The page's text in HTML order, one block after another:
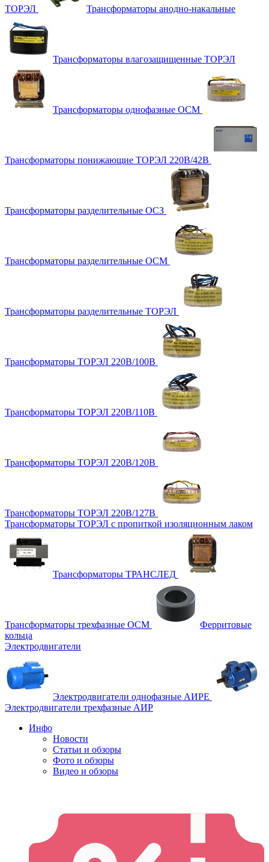
ТОРЭЛ Трансформаторы анодно-накальные
Трансформаторы влагозащищенные ТОРЭЛ
Трансформаторы однофазные ОСМ
Трансформаторы понижающие ТОРЭЛ 220В/42В
Трансформаторы разделительные ОСЗ
Трансформаторы разделительные ОСМ
Трансформаторы разделительные ТОРЭЛ
Трансформаторы ТОРЭЛ 220В/100В
Трансформаторы ТОРЭЛ 220В/110В
Трансформаторы ТОРЭЛ 220В/120В
Трансформаторы ТОРЭЛ 220В/127В
Трансформаторы ТОРЭЛ с пропиткой изоляционным лаком
Трансформаторы ТРАНСЛЕД
Трансформаторы трехфазные ОСМ
Ферритовые
кольца
Электродвигатели
Электродвигатели однофазные АИРЕ
Электродвигатели трехфазные АИР
Инфо
Новости
Статьи и обзоры
Фото и обзоры
Видео и обзоры